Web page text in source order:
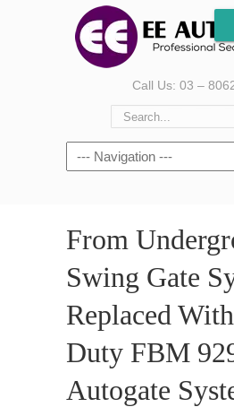
Call Us: 03 –
From
Swing Gate
Replaced
Duty FBM
Autogate